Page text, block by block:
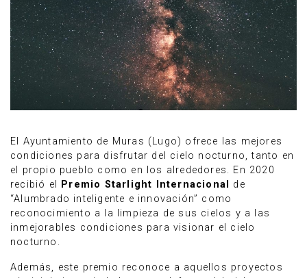
El Ayuntamiento de Muras (Lugo) ofrece las mejores
condiciones para disfrutar del cielo nocturno, tanto en
el propio pueblo como en los alrededores. En 2020
recibió el
Premio Starlight Internacional
de
“Alumbrado inteligente e innovación” como
reconocimiento a la limpieza de sus cielos y a las
inmejorables condiciones para visionar el cielo
nocturno.
Además, este premio reconoce a aquellos proyectos